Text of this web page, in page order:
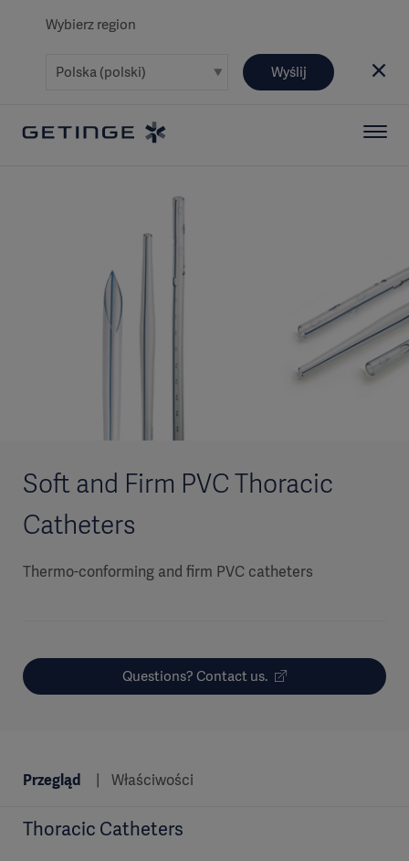
Wybierz region
Wyślij
Soft and Firm PVC Thoracic
Catheters
Thermo-conforming and firm PVC catheters
Questions? Contact us.
Przegląd Właściwości
Thoracic Catheters